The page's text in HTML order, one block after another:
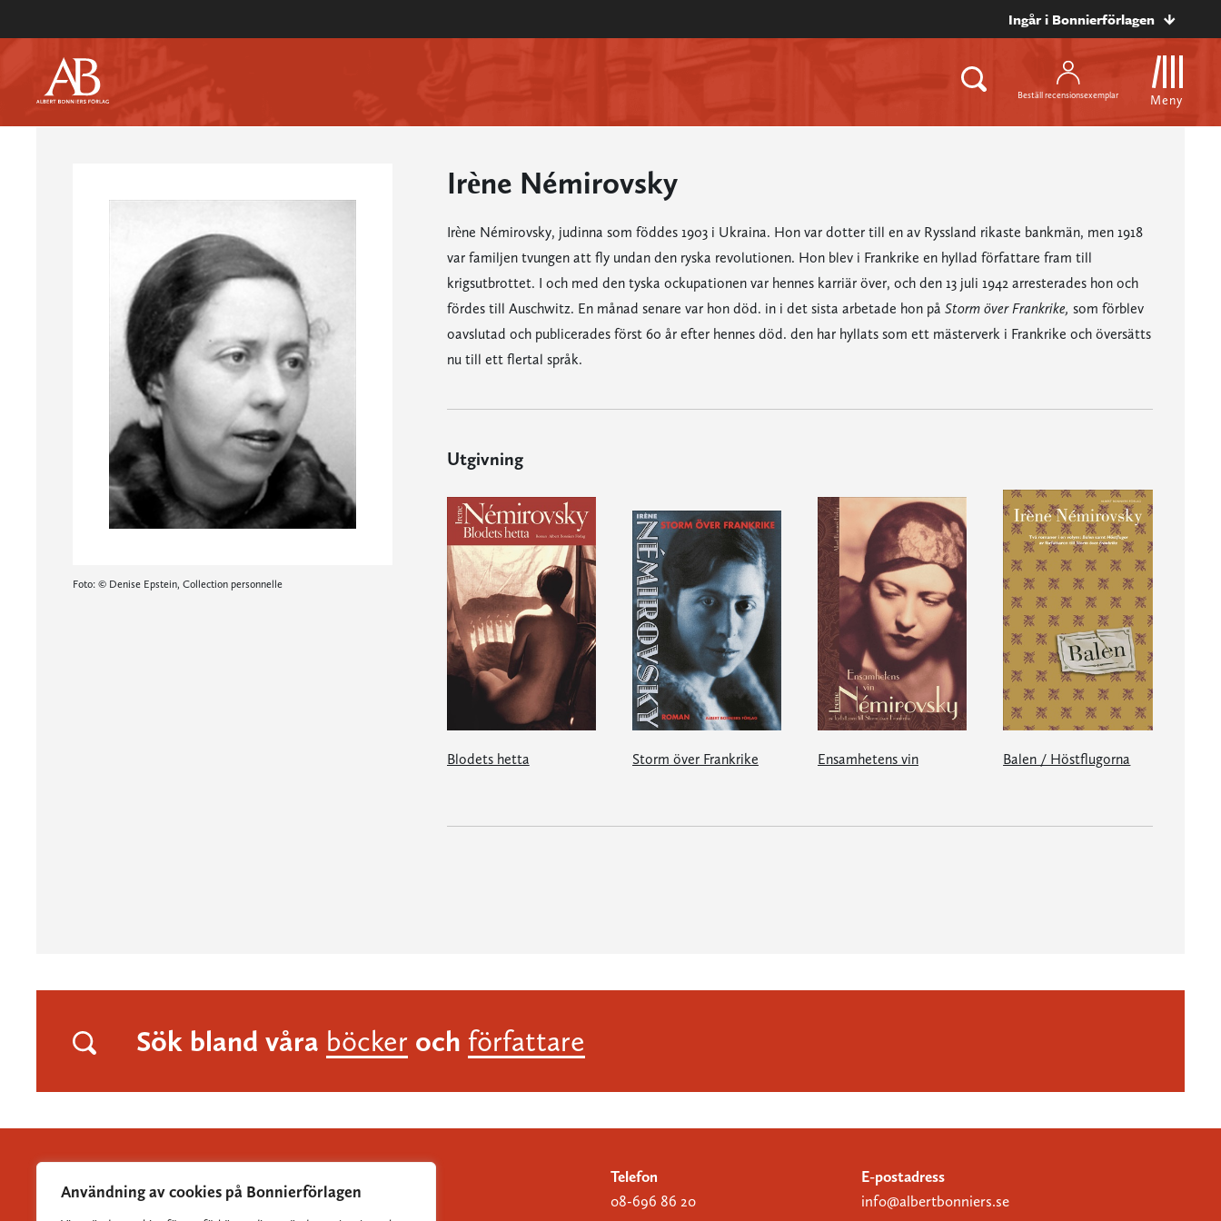
Användning av cookies på Bonnierförlagen
Ingår i Bonnierförlagen
Beställ recensionsexemplar Meny
Foto: © Denise Epstein, Collection personnelle
Irène Némirovsky
Irène Némirovsky, judinna som föddes 1903 i Ukraina. Hon var dotter till en av Ryssland rikaste bankmän, men 1918
var familjen tvungen att fly undan den ryska revolutionen. Hon blev i Frankrike en hyllad författare fram till
krigsutbrottet. I och med den tyska ockupationen var hennes karriär över, och den 13 juli 1942 arresterades hon och
fördes till Auschwitz. En månad senare var hon död. in i det sista arbetade hon på Storm över Frankrike, som förblev
oavslutad och publicerades först 60 år efter hennes död. den har hyllats som ett mästerverk i Frankrike och översätts
nu till ett flertal språk.
Utgivning
Blodets hetta Storm över Frankrike Ensamhetens vin Balen / Höstflugorna
Sök bland våra böcker och författare
Telefon
08-696 86 20
E-postadress
info@albertbonniers.se